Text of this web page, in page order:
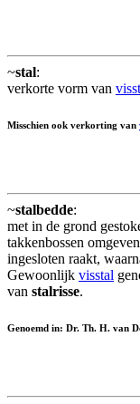
~stal:
verkorte vorm van
Misschien ook verkorting van
~stalbedde:
met in de grond
takkenbossen
ingesloten raakt,
Gewoonlijk visstal
van stalrisse.
Genoemd in: Dr. Th. H. van